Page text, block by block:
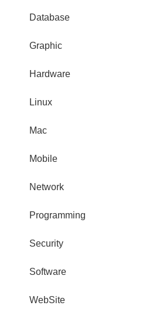
Database
Graphic
Hardware
Linux
Mac
Mobile
Network
Programming
Security
Software
WebSite